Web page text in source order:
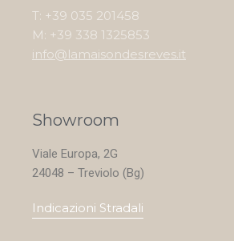
T: +39 035 201458
M: +39 338 1325853
info@lamaisondesreves.it
Showroom
Viale Europa, 2G
24048 – Treviolo (Bg)
Indicazioni Stradali